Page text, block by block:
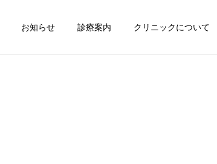
お知らせ 診療案内 クリニックについて